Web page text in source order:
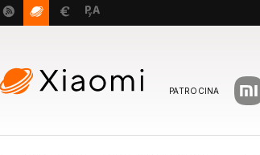
PATROCINA